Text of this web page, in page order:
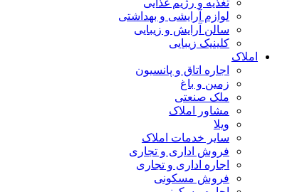
تغذیه و رژیم غذایی
لوازم آرایشی و بهداشتی
سالن آرایش و زیبایی
کلینیک زیبایی
املاک
اجاره اتاق و پانسیون
زمین و باغ
ملک صنعتی
مشاور املاک
ویلا
سایر خدمات املاک
فروش اداری و تجاری
اجاره اداری و تجاری
فروش مسکونی